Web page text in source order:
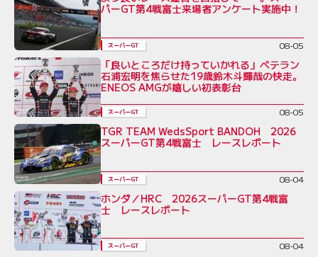
パーGT第4戦富士来場者アンケート実施中！
スーパーGT 08-05
「良いところだけ持っていかれる」ベテラン
石浦宏明を焦らせた19歳鈴木斗輝哉の快走。
ENEOS AMGが嬉しい初表彰台
スーパーGT 08-05
TGR TEAM WedsSport BANDOH 2026
スーパーGT第4戦富士 レースレポート
スーパーGT 08-04
ホンダ／HRC 2026スーパーGT第4戦富
士 レースレポート
スーパーGT 08-04